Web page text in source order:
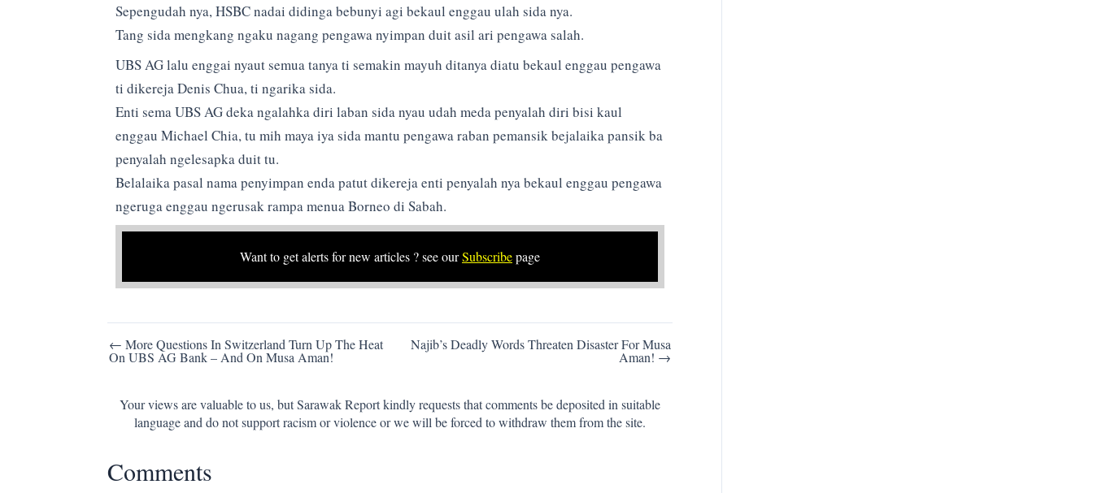
Sepengudah nya, HSBC nadai didinga bebunyi agi bekaul enggau ulah sida nya.
Tang sida mengkang ngaku nagang pengawa nyimpan duit asil ari pengawa salah.
UBS AG lalu enggai nyaut semua tanya ti semakin mayuh ditanya diatu bekaul enggau pengawa
ti dikereja Denis Chua, ti ngarika sida.
Enti sema UBS AG deka ngalahka diri laban sida nyau udah meda penyalah diri bisi kaul
enggau Michael Chia, tu mih maya iya sida mantu pengawa raban pemansik bejalaika pansik ba
penyalah ngelesapka duit tu.
Belalaika pasal nama penyimpan enda patut dikereja enti penyalah nya bekaul enggau pengawa
ngeruga enggau ngerusak rampa menua Borneo di Sabah.
Want to get alerts for new articles ? see ourSubscribepage
Post
navigation
← More Questions In Switzerland Turn Up The Heat
On UBS AG Bank – And On Musa Aman!
Najib’s Deadly Words Threaten Disaster For Musa
Aman! →
Your views are valuable to us, but Sarawak Report kindly requests that comments be deposited in suitable
language and do not support racism or violence or we will be forced to withdraw them from the site.
Comments